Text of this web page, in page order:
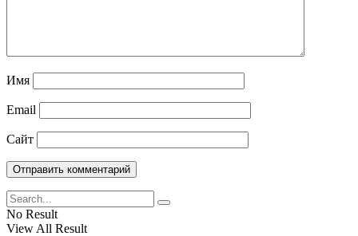
Имя
Email
Сайт
No Result
View All Result